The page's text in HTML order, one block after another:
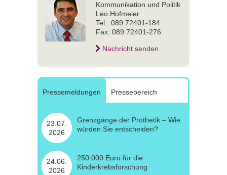
Kommunikation und Politik
Leo Hofmeier
Tel.: 089 72401-184
Fax: 089 72401-276
Nachricht senden
Pressemeldungen Pressebereich
23.07.
2026
Grenzgänge der Prothetik – Wie
würden Sie entscheiden?
24.06.
2026
250.000 Euro für die
Kinderkrebsforschung